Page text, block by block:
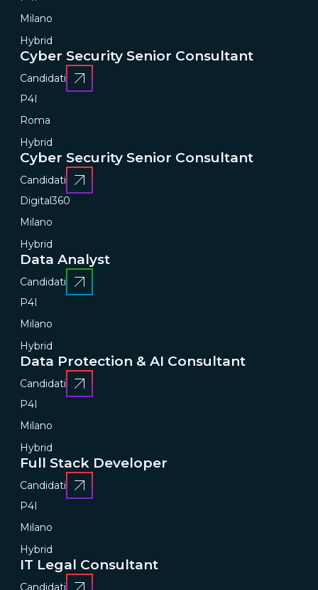
Milano
Hybrid
Cyber Security Senior Consultant
Candidati
P4I
Roma
Hybrid
Cyber Security Senior Consultant
Candidati
Digital360
Milano
Hybrid
Data Analyst
Candidati
P4I
Milano
Hybrid
Data Protection & AI Consultant
Candidati
P4I
Milano
Hybrid
Full Stack Developer
Candidati
P4I
Milano
Hybrid
IT Legal Consultant
Candidati